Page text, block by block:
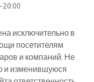
исключительно в
посетителям
и компаний. Не
и изменившуюся